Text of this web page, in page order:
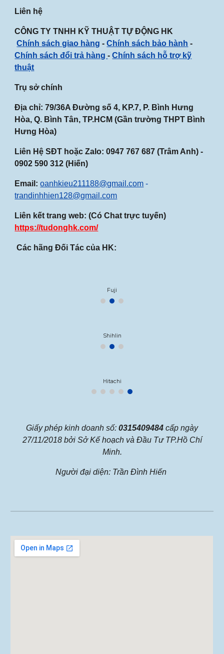
Liên hệ
CÔNG TY TNHH KỸ THUẬT TỰ ĐỘNG HK
Chính sách giao hàng - Chính sách bảo hành -
Chính sách đổi trả hàng- Chính sách hỗ trợ kỹ
thuật
Trụ sở chính
Địa chỉ: 79/36A Đường số 4, KP.7, P. Bình Hưng
Hòa, Q. Bình Tân, TP.HCM (Gần trường THPT Bình
Hưng Hòa)
Liên Hệ SĐT hoặc Zalo:0947 767 687 (Trâm Anh) -
0902 590 312 (Hiến)
Email: oanhkieu211188@gmail.com -
trandinhhien128@gmail.com
Liên kết trang web: (Có Chat trực tuyến)
https://tudonghk.com/
Các hãng Đối Tác của HK:
Fuji
Shihlin
Hitachi
Giấy phép kinh doanh số: 0315409484 cấp ngày
27/11/2018 bởi Sở Kế hoạch và Đầu Tư TP.Hồ Chí
Minh.
Người đại diện: Trần Đình Hiến